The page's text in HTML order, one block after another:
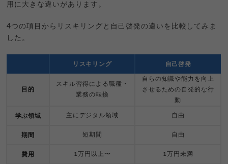
用に大きな違いがあります。
4つの項目からリスキリングと自己啓発の違いを比較してみま
した。
リスキリング 自己啓発
目的
スキル習得による職種・
業務の転換
自らの知識や能力を向上
させるための自発的な行
動
学ぶ領域 主にデジタル領域 自由
期間 短期間 自由
費用 1万円以上〜 1万円未満